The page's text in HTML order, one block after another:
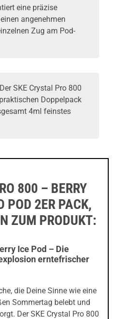
eine präzise
angenehmen
Zug am Pod-
Der SKE Crystal Pro 800
Doppelpack
4ml feinstes
800 – BERRY
POD 2ER PACK,
ZUM PRODUKT:
Ice Pod – Die
erntefrischer
die Deine Sinne wie eine
Sommertag belebt und
Der SKE Crystal Pro 800